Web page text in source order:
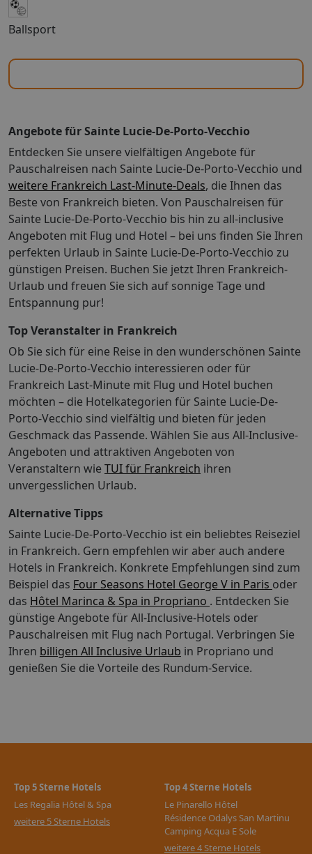
Ballsport
Angebote für Sainte Lucie-De-Porto-Vecchio
Entdecken Sie unsere vielfältigen Angebote für
Pauschalreisen nach Sainte Lucie-De-Porto-Vecchio und
weitere Frankreich Last-Minute-Deals, die Ihnen das
Beste von Frankreich bieten. Von Pauschalreisen für
Sainte Lucie-De-Porto-Vecchio bis hin zu all-inclusive
Angeboten mit Flug und Hotel – bei uns finden Sie Ihren
perfekten Urlaub in Sainte Lucie-De-Porto-Vecchio zu
günstigen Preisen. Buchen Sie jetzt Ihren Frankreich-
Urlaub und freuen Sie sich auf sonnige Tage und
Entspannung pur!
Top Veranstalter in Frankreich
Ob Sie sich für eine Reise in den wunderschönen Sainte
Lucie-De-Porto-Vecchio interessieren oder für
Frankreich Last-Minute mit Flug und Hotel buchen
möchten – die Hotelkategorien für Sainte Lucie-De-
Porto-Vecchio sind vielfältig und bieten für jeden
Geschmack das Passende. Wählen Sie aus All-Inclusive-
Angeboten und attraktiven Angeboten von
Veranstaltern wie TUI für Frankreich ihren
unvergesslichen Urlaub.
Alternative Tipps
Sainte Lucie-De-Porto-Vecchio ist ein beliebtes Reiseziel
in Frankreich. Gern empfehlen wir aber auch andere
Hotels in Frankreich. Konkrete Empfehlungen sind zum
Beispiel das Four Seasons Hotel George V in Paris oder
das Hôtel Marinca & Spa in Propriano . Entdecken Sie
günstige Angebote für All-Inclusive-Hotels oder
Pauschalreisen mit Flug nach Portugal. Verbringen Sie
Ihren billigen All Inclusive Urlaub in Propriano und
genießen Sie die Vorteile des Rundum-Service.
Top 5 Sterne Hotels
Les Regalia Hôtel & Spa
weitere 5 Sterne Hotels
Top 4 Sterne Hotels
Le Pinarello Hôtel
Résidence Odalys San Martinu
Camping Acqua E Sole
weitere 4 Sterne Hotels